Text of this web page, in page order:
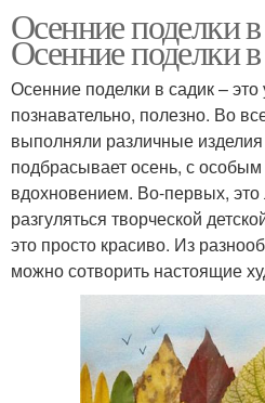
Осенние поделки
Осенние поделки
Осенние поделки в садик – это
познавательно, полезно. Во
выполняли различные
подбрасывает осень, с
вдохновением. Во-первых, это
разгуляться творческой
это просто красиво. Из
можно сотворить настоящие